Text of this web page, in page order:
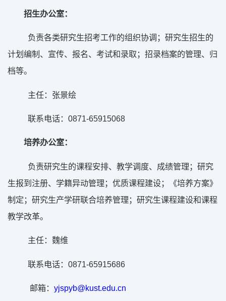
招生办公室：
负责各类研究生招考工作的组织协调；研究生招生的
计划编制、宣传、报名、考试和录取；招录档案的管理、归
档等。
主任：张景绘
联系电话： 0871-65915068
培养办公室：
负责研究生的课程安排、教学调度、成绩管理；研究
生报到注册、学籍异动管理；优质课程建设；《培养方案》
制定；研究生产学研联合培养管理；研究生课程建设和课程
教学改革。
主任：魏维
联系电话： 0871-65915686
邮箱： yjspyb@kust.edu.cn